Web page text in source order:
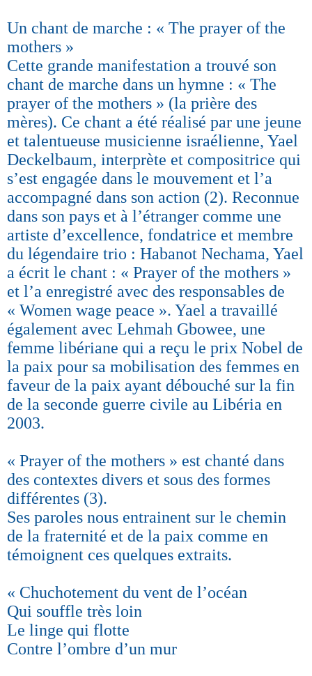
Un chant de marche : « The prayer of the
mothers »
Cette grande manifestation a trouvé son
chant de marche dans un hymne : « The
prayer of the mothers » (la prière des
mères). Ce chant a été réalisé par une jeune
et talentueuse musicienne israélienne, Yael
Deckelbaum, interprète et compositrice qui
s’est engagée dans le mouvement et l’a
accompagné dans son action (2). Reconnue
dans son pays et à l’étranger comme une
artiste d’excellence, fondatrice et membre
du légendaire trio : Habanot Nechama, Yael
a écrit le chant : « Prayer of the mothers »
et l’a enregistré avec des responsables de
« Women wage peace ». Yael a travaillé
également avec Lehmah Gbowee, une
femme libériane qui a reçu le prix Nobel de
la paix pour sa mobilisation des femmes en
faveur de la paix ayant débouché sur la fin
de la seconde guerre civile au Libéria en
2003.
« Prayer of the mothers » est chanté dans
des contextes divers et sous des formes
différentes (3).
Ses paroles nous entrainent sur le chemin
de la fraternité et de la paix comme en
témoignent ces quelques extraits.
« Chuchotement du vent de l’océan
Qui souffle très loin
Le linge qui flotte
Contre l’ombre d’un mur